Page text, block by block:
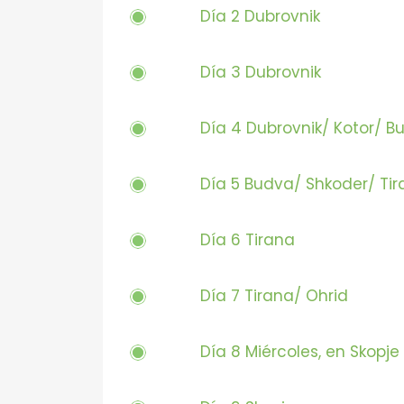
Día 2 Dubrovnik
Día 3 Dubrovnik
Día 4 Dubrovnik/ Kotor/
Día 5 Budva/ Shkoder/
Día 6 Tirana
Día 7 Tirana/ Ohrid
Día 8 Miércoles, en Skopje